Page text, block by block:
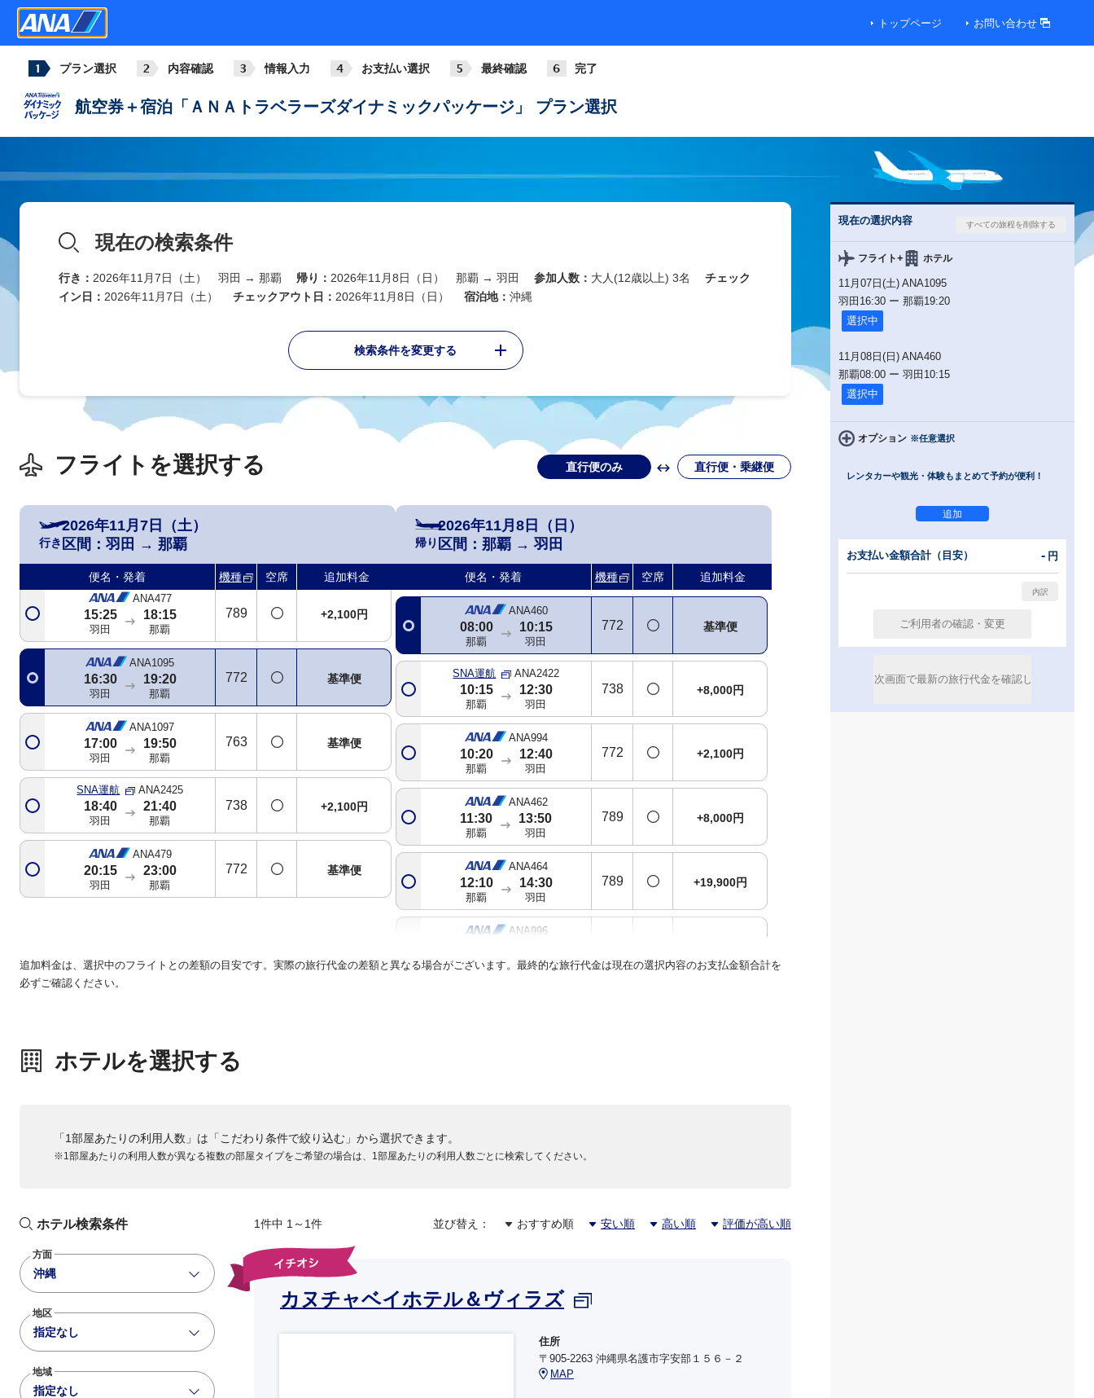
トップページ お問い合わせ
プラン選択 内容確認 情報入力 お支払い選択 最終確認 完了
航空券＋宿泊「ＡＮＡトラベラーズダイナミックパッケージ」 プラン選択
現在の検索条件
行き： 2026年11月7日（土） 羽田 → 那覇 帰り： 2026年11月8日（日） 那覇 → 羽田 参加人数： 大人(12歳以上) 3名
チェック
イン日： 2026年11月7日（土） チェックアウト日： 2026年11月8日（日） 宿泊地： 沖縄
検索条件を変更する
フライトを選択する 直行便のみ 直行便・乗継便
行き
2026年11月7日（土）
区間： 羽田 → 那覇
便名・発着 機種 空席 追加料金
06:45
07:45
羽田
10:40
那覇
789 +29,300円
羽田 那覇
09:25
羽田
12:20
那覇
ANA469
10:30 13:25 788 7 +38,100円
+29,300円
13:05 15:55 772 +10,100円
SNA運航 ANA2423
ANA475
14:45
羽田
17:35
那覇
ANA477
15:25
羽田
18:15
那覇
789 +2,100円
ANA1095
16:30
羽田
19:20
那覇
772 基準便
ANA1097
17:00
羽田
19:50
那覇
763 基準便
SNA運航 ANA2425
18:40
羽田
21:40
那覇
738 +2,100円
ANA479
20:15
羽田
23:00
那覇
772 基準便
帰り
2026年11月8日（日）
区間： 那覇 → 羽田
便名・発着 機種 空席 追加料金
ANA460
08:00
那覇
10:15
羽田
772 基準便
SNA運航 ANA2422
10:15
那覇
12:30
羽田
738 +8,000円
ANA994
10:20
那覇
12:40
羽田
772 +2,100円
ANA462
11:30
那覇
13:50
羽田
789 +8,000円
ANA464
12:10
那覇
14:30
羽田
789 +19,900円
ANA996
那覇 羽田
那覇 羽田
那覇 羽田
19:10
羽田
ANA1096
追加料金は、選択中のフライトとの差額の目安です。実際の旅行代金の差額と異なる場合がございます。最終的な旅行代金は現在の選択内容のお支払金額合計を
必ずご確認ください。
ホテルを選択する
「1部屋あたりの利用人数」は「こだわり条件で絞り込む」から選択できます。
※1部屋あたりの利用人数が異なる複数の部屋タイプをご希望の場合は、1部屋あたりの利用人数ごとに検索してください。
ホテル検索条件
方面
沖縄
地区
指定なし
地域
指定なし
1件中 1～1件 並び替え： おすすめ順 安い順 高い順 評価が高い順
カヌチャベイホテル＆ヴィラズ
住所
〒905-2263 沖縄県名護市字安部１５６－２
MAP
現在の選択内容
フライト+ ホテル
11月07日(土) ANA1095
羽田 16:30 ー 那覇19:20
選択中
11月08日(日) ANA460
那覇08:00 ー 羽田 10:15
選択中
オプション ※任意選択
レンタカーや観光・体験もまとめて予約が便利！
お支払い金額合計（目安） - 円